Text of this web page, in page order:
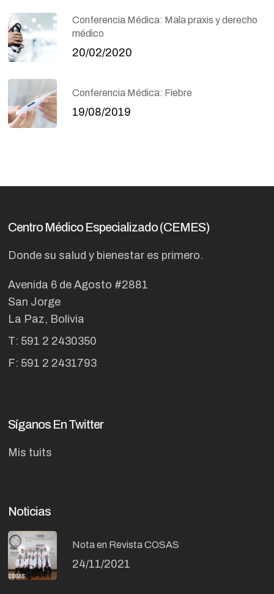
Conferencia Médica: Mala praxis y derecho
médico
20/02/2020
Conferencia Médica: Fiebre
19/08/2019
Centro Médico Especializado (CEMES)
Donde su salud y bienestar es primero.
Avenida 6 de Agosto #2881
San Jorge
La Paz, Bolivia
T: 591 2 2430350
F: 591 2 2431793
Síganos En Twitter
Mis tuits
Noticias
Nota en Revista COSAS
24/11/2021